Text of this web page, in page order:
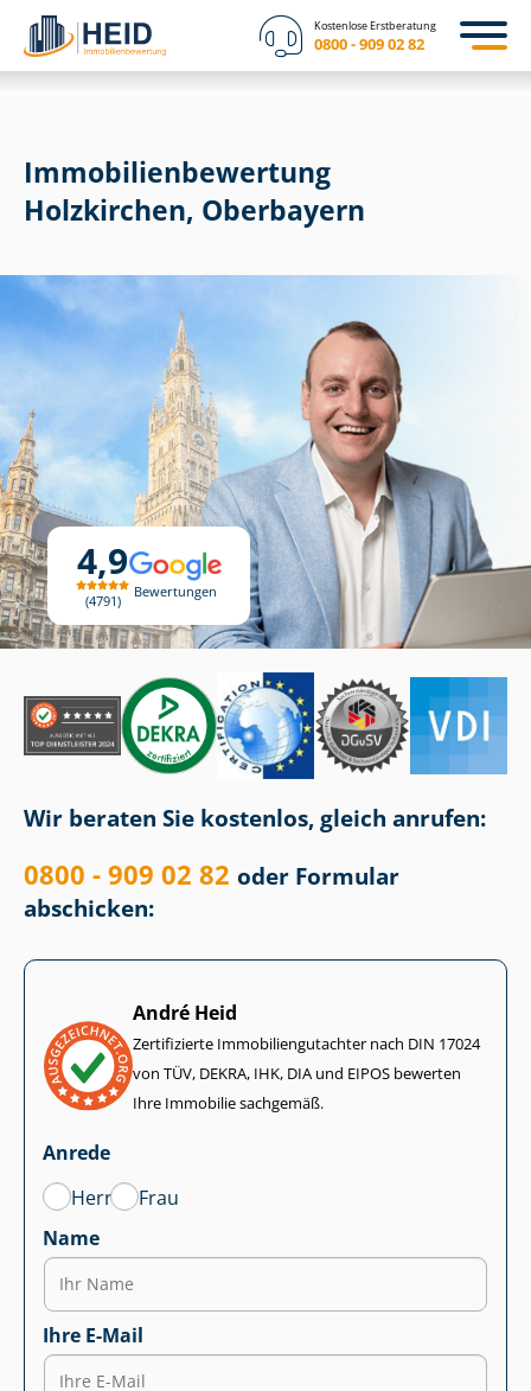
Kostenlose Erstberatung
0800 - 909 02 82
4,9
4791
Bewertungen
Immobilien­bewertung
Holzkirchen, Oberbayern
Wir beraten Sie kostenlos, gleich anrufen:
0800 - 909 02 82 oder Formular
abschicken:
André Heid
Zertifizierte Im­mo­bi­li­en­gut­ach­ter nach DIN 17024
von TÜV, DEKRA, IHK, DIA und EIPOS bewerten
Ihre Immobilie sachgemäß.
Anrede
Herr
Frau
Name
Ihre E-Mail